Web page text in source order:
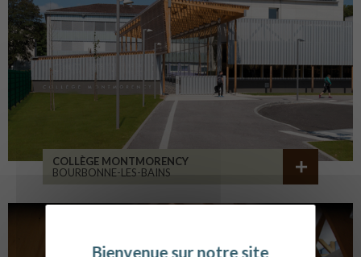
COLLÈGE MONTMORENCY
BOURBONNE-LES-BAINS